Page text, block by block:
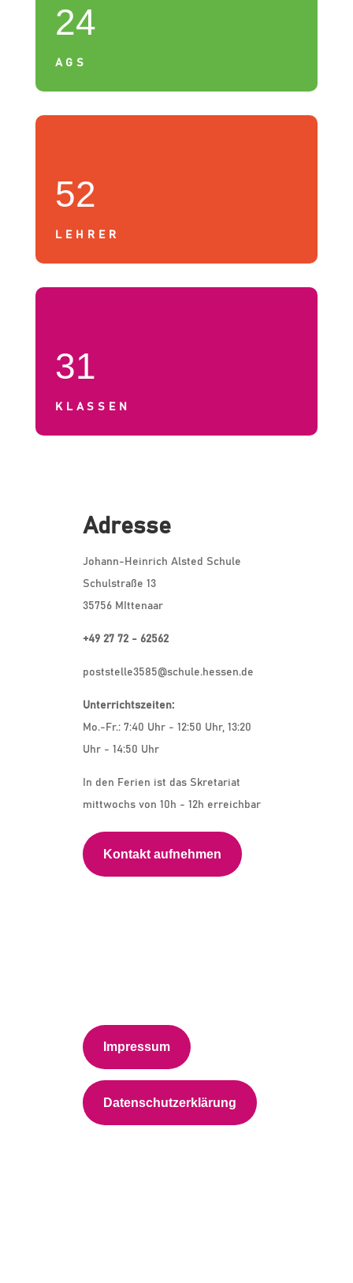
24
AGS
52
LEHRER
31
KLASSEN
Adresse
Johann-Heinrich Alsted Schule
Schulstraße 13
35756 MIttenaar
+49 27 72 - 62562
poststelle3585@schule.hessen.de
Unterrichtszeiten:
Mo.-Fr.: 7:40 Uhr - 12:50 Uhr, 13:20
Uhr - 14:50 Uhr
In den Ferien ist das Skretariat
mittwochs von 10h - 12h erreichbar
Kontakt aufnehmen
Impressum
Datenschutzerklärung